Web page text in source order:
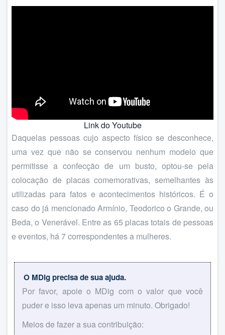
Link do Youtube
Daquelas pessoas cujo aspecto físico se desconhece,
uma vez que não se conservou nenhum modelo que
permitisse a confecção de um busto, optou-se pela
colocação de placas comemorativas, semelhantes às
utilizadas para fatos e acontecimentos históricos. É o
caso do já mencionado Armínio, Teodorico o Grande, ou
Beda, o Venerável. Entre as 65 placas totais de pessoas
e eventos, há 7 correspondentes a mulheres.
O MDig precisa de sua ajuda.
Por favor, apoie o MDig com o valor que você
puder e isso leva apenas um minuto. Obrigado!
Meios de fazer a sua contribuição: